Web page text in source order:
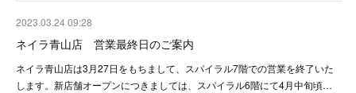
2023.03.24 09:28
ネイラ青山店 営業最終日のご案内
ネイラ青山店は3月27日をもちまして、スパイラル7階での営業を終了いた
します。新店舗オープンにつきましては、スパイラル6階にて4月中旬頃…